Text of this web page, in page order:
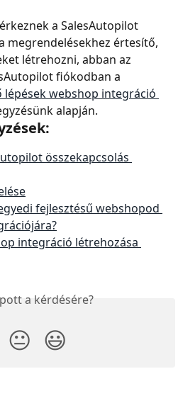
a SalesAutopilot
megrendelésekhez értesítő,
létrehozni, abban az
fiókodban a
lépések webshop integráció
alapján.
összekapcsolás
fejlesztésű webshopod
integráció létrehozása
a kérdésére?
😐 😃